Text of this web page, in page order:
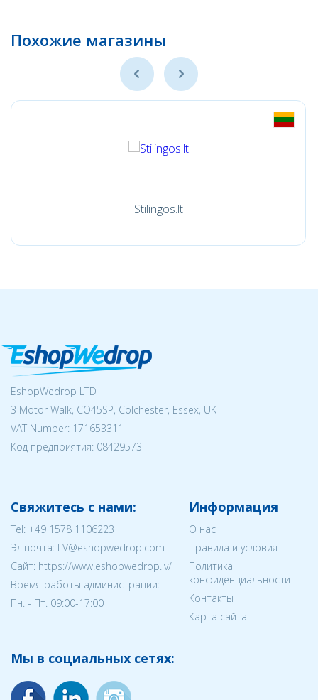
Похожие магазины
Stilingos.lt
EshopWedrop LTD
3 Motor Walk, CO45SP, Colchester, Essex, UK
VAT Number: 171653311
Код предприятия: 08429573
Свяжитесь с нами:
Tel: +49 1578 1106223
Эл.почта: LV@eshopwedrop.com
Cайт: https://www.eshopwedrop.lv/
Время работы администрации:
Пн. - Пт. 09:00-17:00
Информация
О нас
Правила и условия
Политика
конфиденциальности
Контакты
Карта сайта
Мы в социальных сетях: